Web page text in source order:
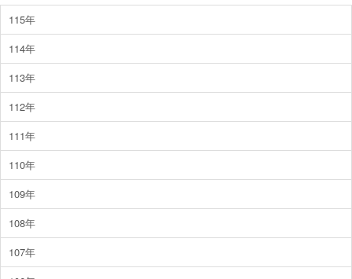
115年
114年
113年
112年
111年
110年
109年
108年
107年